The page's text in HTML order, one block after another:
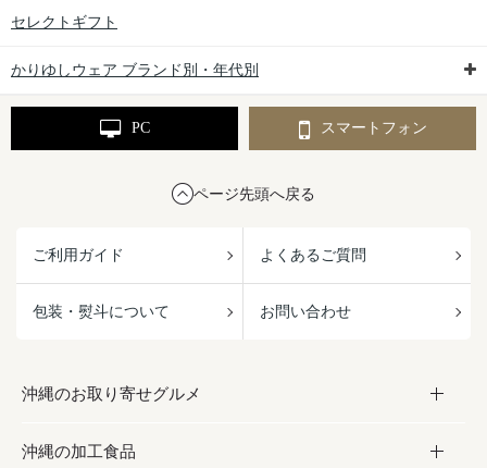
セレクトギフト
かりゆしウェア ブランド別・年代別
PC スマートフォン
ページ先頭へ戻る
ご利用ガイド よくあるご質問
包装・熨斗について お問い合わせ
沖縄のお取り寄せグルメ
お取り寄せグルメ
沖縄の加工食品